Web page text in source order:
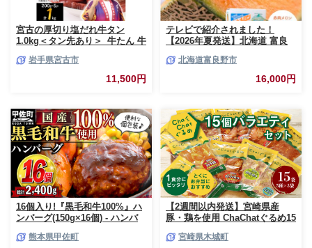
宮古の厚切り塩だれ牛タン
1.0kg＜タン先あり＞_牛たん 牛
厚切り牛タン【1181948】
岩手県宮古市
11,500円
テレビで紹介されました！
【2026年夏発送】北海道 富良
上 大玉サイズ メロン
北海道富良野市
16,000円
16個入り!『黒毛和牛100%』ハ
ンバーグ(150g×16個) - ハンバ
個包装 小分け 人気 牛肉100%
熊本県甲佐町
【2週間以内発送】宮崎県産
豚・鶏を使用 ChaChatぐるめ15
_K16_0040_4
宮崎県木城町